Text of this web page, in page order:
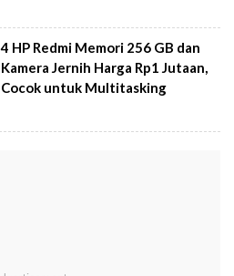
4 HP Redmi Memori 256 GB dan
Kamera Jernih Harga Rp1 Jutaan,
Cocok untuk Multitasking